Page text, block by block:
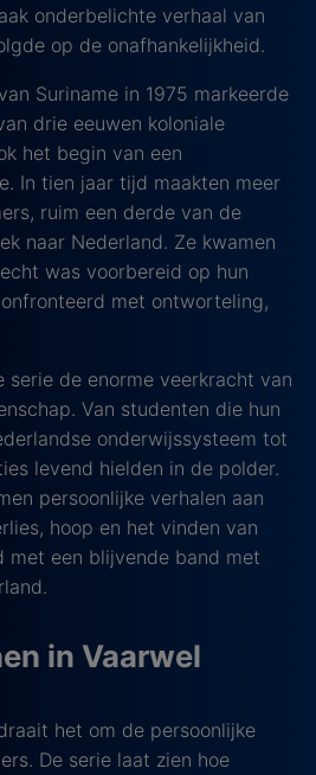
onderbelichte verhaal van
op de onafhankelijkheid.
Suriname in 1975 markeerde
drie eeuwen koloniale
het begin van een
In tien jaar tijd maakten meer
ruim een derde van de
naar Nederland. Ze kwamen
was voorbereid op hun
met ontworteling,
de enorme veerkracht van
Van studenten die hun
onderwijssysteem tot
levend hielden in de polder.
persoonlijke verhalen aan
hoop en het vinden van
met een blijvende band met
in Vaarwel
het om de persoonlijke
De serie laat zien hoe